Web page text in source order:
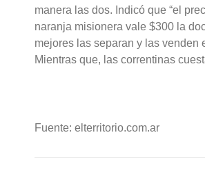
manera las dos. Indicó que “el
naranja misionera vale $300 la
mejores las separan y las venden
Mientras que, las correntinas
Fuente: elterritorio.com.ar